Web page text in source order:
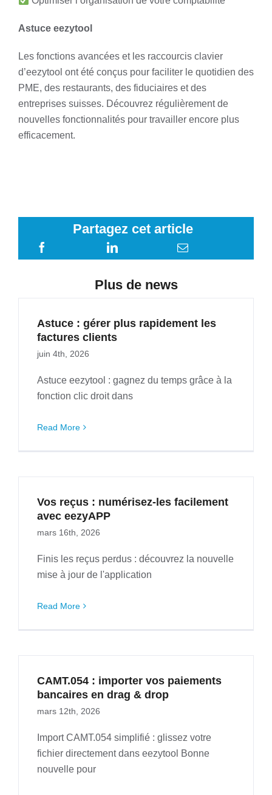
Astuce eezytool
Les fonctions avancées et les raccourcis clavier
d’eezytool ont été conçus pour faciliter le quotidien des
PME, des restaurants, des fiduciaires et des
entreprises suisses. Découvrez régulièrement de
nouvelles fonctionnalités pour travailler encore plus
efficacement.
Partagez cet article
Plus de news
Astuce : gérer plus rapidement les
factures clients
juin 4th, 2026
Astuce eezytool : gagnez du temps grâce à la
fonction clic droit dans
Read More
Vos reçus : numérisez-les facilement
avec eezyAPP
mars 16th, 2026
Finis les reçus perdus : découvrez la nouvelle
mise à jour de l'application
Read More
CAMT.054 : importer vos paiements
bancaires en drag & drop
mars 12th, 2026
Import CAMT.054 simplifié : glissez votre
fichier directement dans eezytool Bonne
nouvelle pour